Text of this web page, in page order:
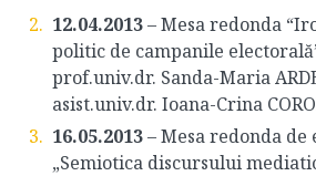
12.04.2013– Mesa redonda
politic de campanile
prof.univ.dr. Sanda-Maria
asist.univ.dr. Ioana-Crina
16.05.2013– Mesa redonda de
„Semiotica discursului